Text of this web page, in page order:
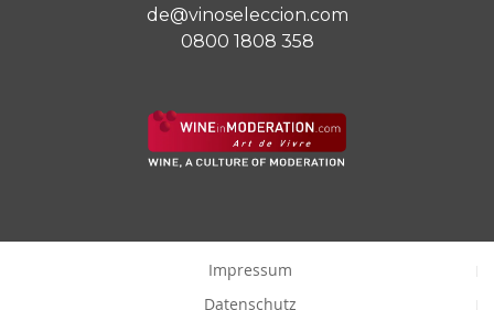
de@vinoseleccion.com
0800 1808 358
Impressum
Datenschutz